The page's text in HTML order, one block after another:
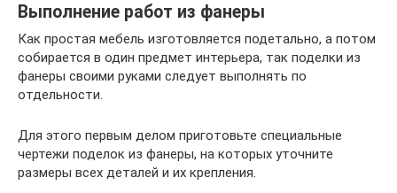
Выполнение работ из фанеры
Как простая мебель изготовляется подетально, а потом
собирается в один предмет интерьера, так поделки из
фанеры своими руками следует выполнять по
отдельности.
Для этого первым делом приготовьте специальные
чертежи поделок из фанеры, на которых уточните
размеры всех деталей и их крепления.